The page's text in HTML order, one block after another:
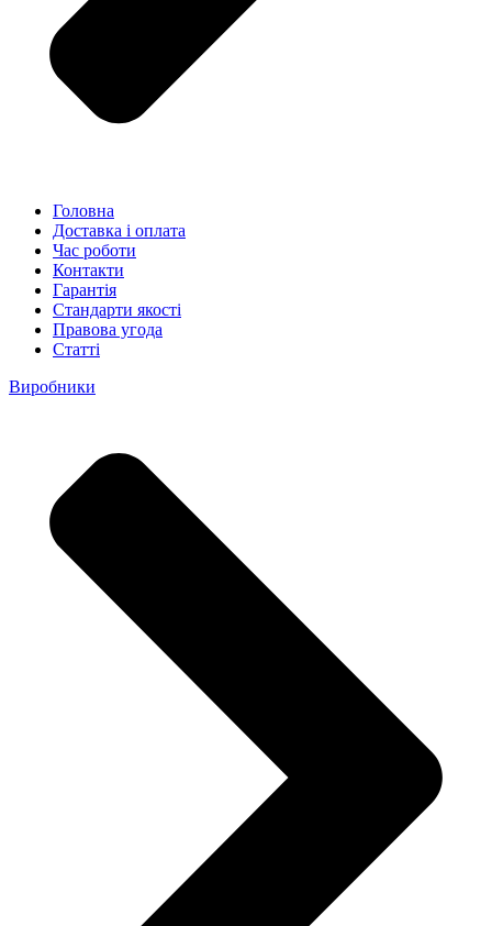
Головна
Доставка і оплата
Час роботи
Контакти
Гарантія
Стандарти якості
Правова угода
Статті
Виробники